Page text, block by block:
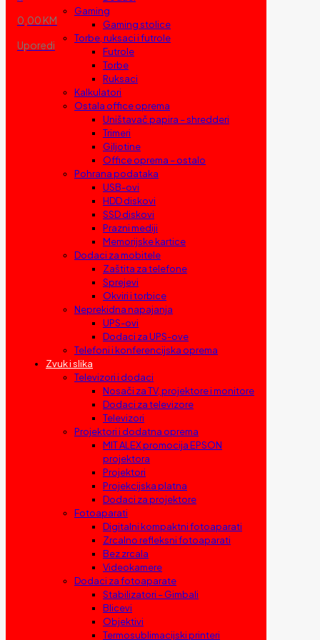
0,00 KM
Uporedi
Gaming
Gaming stolice
Torbe, ruksaci i futrole
Futrole
Torbe
Ruksaci
Kalkulatori
Ostala office oprema
Uništavač papira – shredderi
Trimeri
Giljotine
Office oprema – ostalo
Pohrana podataka
USB-ovi
HDD diskovi
SSD diskovi
Prazni mediji
Memorijske kartice
Dodaci za mobitele
Zaštita za telefone
Sprejevi
Okviri i torbice
Neprekidna napajanja
UPS-ovi
Dodaci za UPS-ove
Telefoni i konferencijska oprema
Zvuk i slika
Televizori i dodaci
Nosači za TV, projektore i monitore
Dodaci za televizore
Televizori
Projektori i dodatna oprema
MIT ALEX promocija EPSON
projektora
Projektori
Projekcijska platna
Dodaci za projektore
Fotoaparati
Digitalni kompaktni fotoaparati
Zrcalno refleksni fotoaparati
Bez zrcala
Videokamere
Dodaci za fotoaparate
Stabilizatori – Gimbali
Blicevi
Objektivi
Termosublimacijski printeri